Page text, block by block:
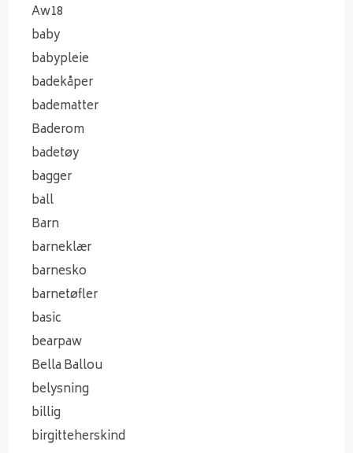
Aw18
baby
babypleie
badekåper
badematter
Baderom
badetøy
bagger
ball
Barn
barneklær
barnesko
barnetøfler
basic
bearpaw
Bella Ballou
belysning
billig
birgitteherskind